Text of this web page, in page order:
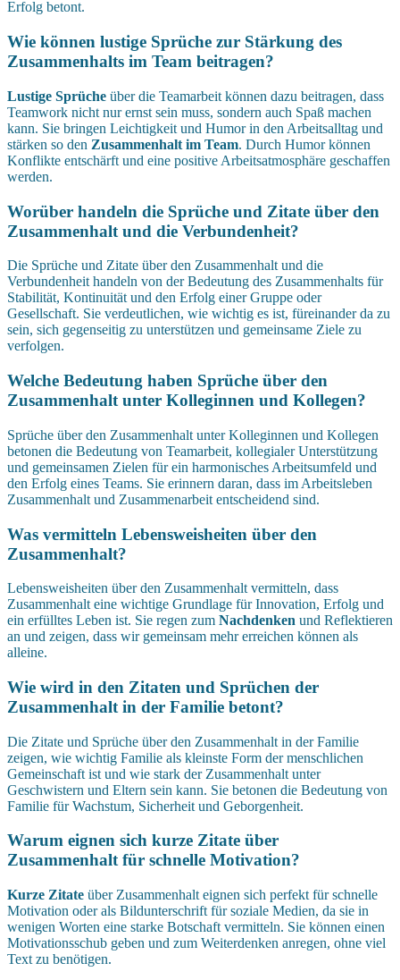
Erfolg betont.
Wie können lustige Sprüche zur Stärkung des
Zusammenhalts im Team beitragen?
Lustige Sprüche über die Teamarbeit können dazu beitragen, dass
Teamwork nicht nur ernst sein muss, sondern auch Spaß machen
kann. Sie bringen Leichtigkeit und Humor in den Arbeitsalltag und
stärken so den Zusammenhalt im Team. Durch Humor können
Konflikte entschärft und eine positive Arbeitsatmosphäre geschaffen
werden.
Worüber handeln die Sprüche und Zitate über den
Zusammenhalt und die Verbundenheit?
Die Sprüche und Zitate über den Zusammenhalt und die
Verbundenheit handeln von der Bedeutung des Zusammenhalts für
Stabilität, Kontinuität und den Erfolg einer Gruppe oder
Gesellschaft. Sie verdeutlichen, wie wichtig es ist, füreinander da zu
sein, sich gegenseitig zu unterstützen und gemeinsame Ziele zu
verfolgen.
Welche Bedeutung haben Sprüche über den
Zusammenhalt unter Kolleginnen und Kollegen?
Sprüche über den Zusammenhalt unter Kolleginnen und Kollegen
betonen die Bedeutung von Teamarbeit, kollegialer Unterstützung
und gemeinsamen Zielen für ein harmonisches Arbeitsumfeld und
den Erfolg eines Teams. Sie erinnern daran, dass im Arbeitsleben
Zusammenhalt und Zusammenarbeit entscheidend sind.
Was vermitteln Lebensweisheiten über den
Zusammenhalt?
Lebensweisheiten über den Zusammenhalt vermitteln, dass
Zusammenhalt eine wichtige Grundlage für Innovation, Erfolg und
ein erfülltes Leben ist. Sie regen zum Nachdenken und Reflektieren
an und zeigen, dass wir gemeinsam mehr erreichen können als
alleine.
Wie wird in den Zitaten und Sprüchen der
Zusammenhalt in der Familie betont?
Die Zitate und Sprüche über den Zusammenhalt in der Familie
zeigen, wie wichtig Familie als kleinste Form der menschlichen
Gemeinschaft ist und wie stark der Zusammenhalt unter
Geschwistern und Eltern sein kann. Sie betonen die Bedeutung von
Familie für Wachstum, Sicherheit und Geborgenheit.
Warum eignen sich kurze Zitate über
Zusammenhalt für schnelle Motivation?
Kurze Zitate über Zusammenhalt eignen sich perfekt für schnelle
Motivation oder als Bildunterschrift für soziale Medien, da sie in
wenigen Worten eine starke Botschaft vermitteln. Sie können einen
Motivationsschub geben und zum Weiterdenken anregen, ohne viel
Text zu benötigen.